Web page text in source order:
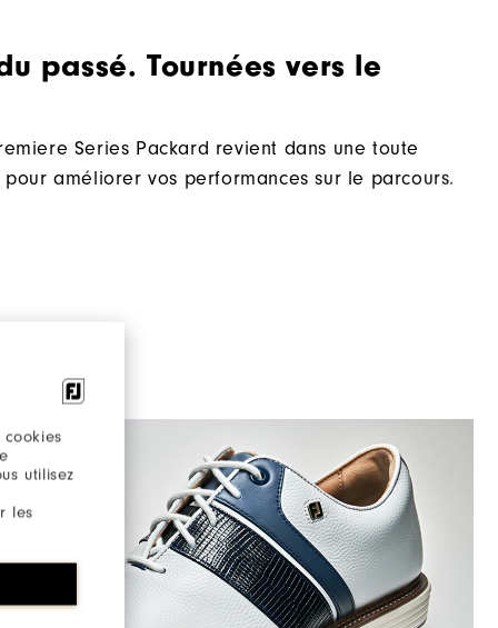
utilisez
les
passé. Tournées vers le
Series Packard revient dans une toute
améliorer vos performances sur le parcours.